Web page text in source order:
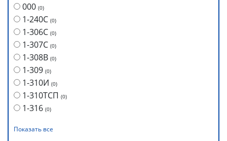
000 (0)
1-240С (0)
1-306С (0)
1-307С (0)
1-308В (0)
1-309 (0)
1-310И (0)
1-310ТСП (0)
1-316 (0)
Показать все